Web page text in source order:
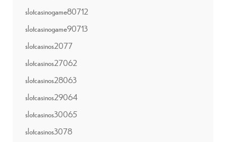
slotcasinogame80712
slotcasinogame90713
slotcasinos2077
slotcasinos27062
slotcasinos28063
slotcasinos29064
slotcasinos30065
slotcasinos3078